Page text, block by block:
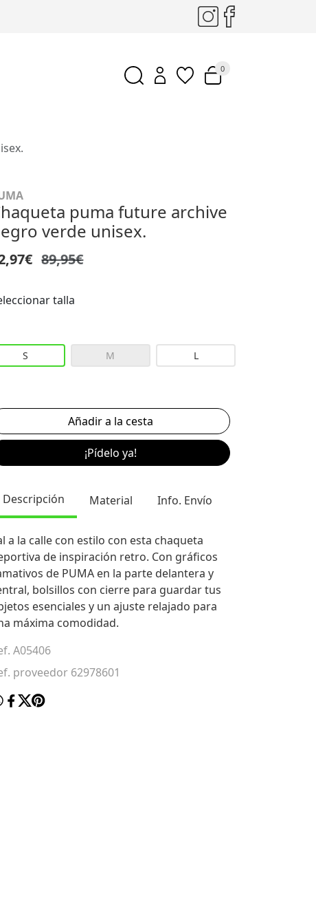
0
puma future archive
verde unisex.
89,95€
talla
S M L
¡Pídelo ya!
Descripción Material Info. Envío
a la calle con estilo con esta chaqueta
de inspiración retro. Con gráficos
de PUMA en la parte delantera y
bolsillos con cierre para guardar tus
esenciales y un ajuste relajado para
máxima comodidad.
A05406
proveedor 62978601